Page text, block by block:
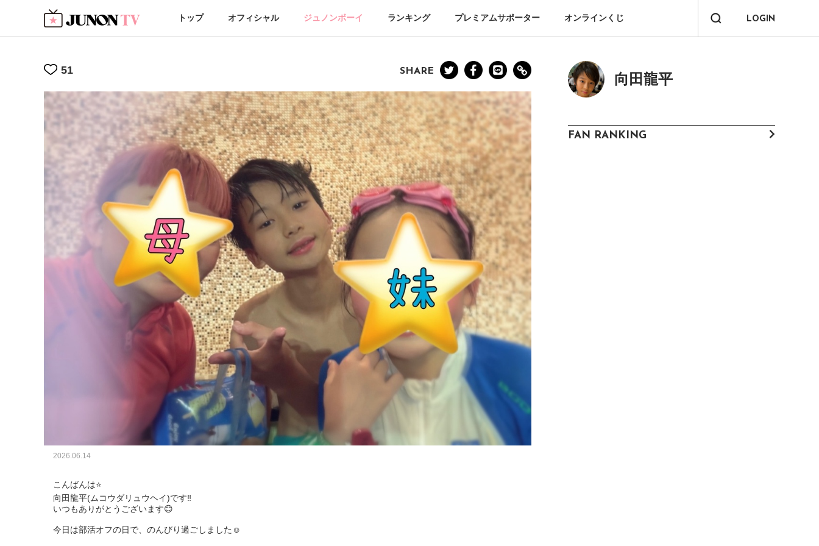
LOGIN
トップ オフィシャル ジュノンボーイ ランキング プレミアムサポーター オンラインくじ
51 SHARE 向田龍平
2026.06.14
こんばんは⭐️
向田龍平(ムコウダリュウヘイ)です‼️
いつもありがとうございます😊
今日は部活オフの日で、のんびり過ごしました☺️
FAN RANKING